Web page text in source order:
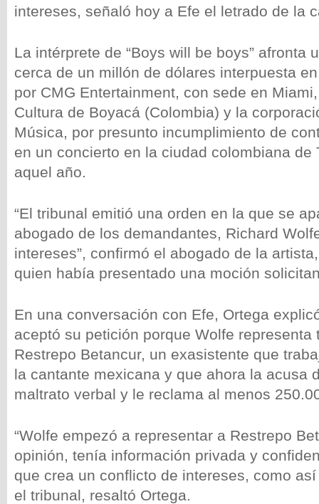
intereses, señaló hoy a Efe el letrado de la
La intérprete de “Boys will be boys” afronta
cerca de un millón de dólares interpuesta
por CMG Entertainment, con sede en
Cultura de Boyacá (Colombia) y la
Música, por presunto incumplimiento de
en un concierto en la ciudad colombiana de
aquel año.
“El tribunal emitió una orden en la que se
abogado de los demandantes, Richard
intereses”, confirmó el abogado de la
quien había presentado una moción
En una conversación con Efe, Ortega
aceptó su petición porque Wolfe representa
Restrepo Betancur, un exasistente que
la cantante mexicana y que ahora la acusa
maltrato verbal y le reclama al menos
“Wolfe empezó a representar a Restrepo
opinión, tenía información privada y
que crea un conflicto de intereses, como
el tribunal, resaltó Ortega.